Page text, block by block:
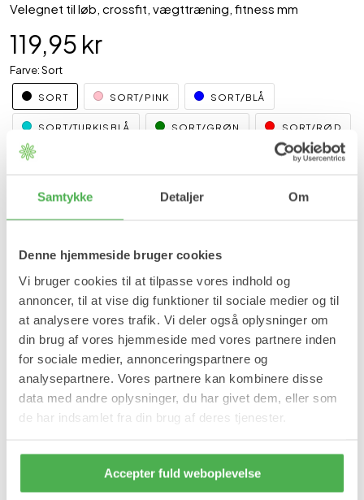
Samtykke Detaljer Om
Denne hjemmeside bruger cookies
Vi bruger cookies til at tilpasse vores indhold og
annoncer, til at vise dig funktioner til sociale medier og til
at analysere vores trafik. Vi deler også oplysninger om
din brug af vores hjemmeside med vores partnere inden
for sociale medier, annonceringspartnere og
analysepartnere. Vores partnere kan kombinere disse
data med andre oplysninger, du har givet dem, eller som
de har indsamlet fra din brug af deres tjenester.
Accepter fuld weboplevelse
Velegnet til løb, crossfit, vægttræning, fitness mm
119,95 kr
Farve: Sort
SORT SORT/PINK SORT/BLÅ
SORT/TURKISBLÅ SORT/GRØN SORT/RØD
På lager
Forventet leveringstid: 1-2 hverdage
Produktinformation
Active knæbind er velegnet til aktive knæ.
Velegnet til sportsaktiviteter og hverdagsbrug.
Designet til forstuvninger, hævede, stive, svage eller
tilskadekomne knæ.